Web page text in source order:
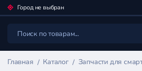
Город не выбран
Каталог
Главная Каталог Запчасти для